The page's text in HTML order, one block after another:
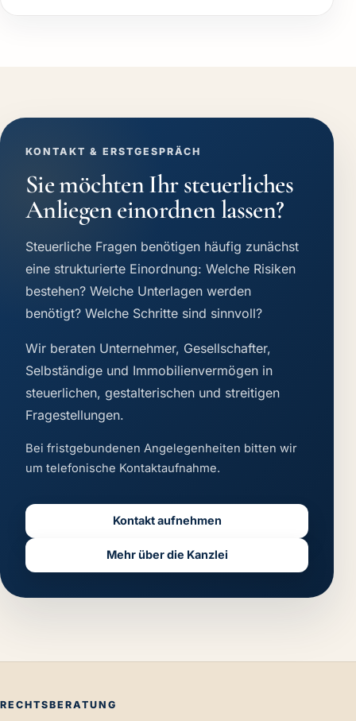
KONTAKT & ERSTGESPRÄCH
Sie möchten Ihr steuerliches
Anliegen einordnen lassen?
Steuerliche Fragen benötigen häufig zunächst
eine strukturierte Einordnung: Welche Risiken
bestehen? Welche Unterlagen werden
benötigt? Welche Schritte sind sinnvoll?
Wir beraten Unternehmer, Gesellschafter,
Selbständige und Immobilienvermögen in
steuerlichen, gestalterischen und streitigen
Fragestellungen.
Bei fristgebundenen Angelegenheiten bitten wir
um telefonische Kontaktaufnahme.
Kontakt aufnehmen
Mehr über die Kanzlei
RECHTSBERATUNG